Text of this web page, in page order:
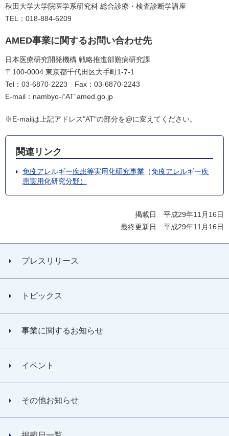
秋田大学大学院医学系研究科 総合診療・検査診断学講座
TEL：018-884-6209
AMED事業に関するお問い合わせ先
日本医療研究開発機構 戦略推進部難病研究課
〒100-0004 東京都千代田区大手町1-7-1
Tel：03-6870-2223 Fax：03-6870-2243
E-mail：nambyo-i“AT”amed.go.jp
※E-mailは上記アドレス"AT"の部分を@に変えてください。
関連リンク
免疫アレルギー疾患等実用化研究事業（免疫アレルギー疾
患実用化研究分野）
掲載日 平成29年11月16日
最終更新日 平成29年11月16日
プレスリリース
トピックス
事業に関するお知らせ
イベント
その他お知らせ